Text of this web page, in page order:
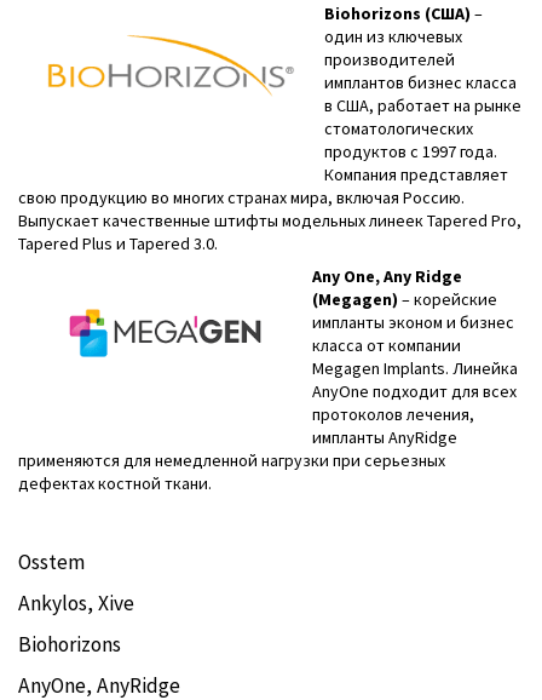
Biohorizons (США) –
один из ключевых
производителей
имплантов бизнес класса
в США, работает на рынке
стоматологических
продуктов с 1997 года.
Компания представляет
свою продукцию во многих странах мира, включая Россию.
Выпускает качественные штифты модельных линеек Tapered Pro,
Tapered Plus и Tapered 3.0.
Any One, Any Ridge
(Megagen) – корейские
импланты эконом и бизнес
класса от компании
Megagen Implants. Линейка
AnyOne подходит для всех
протоколов лечения,
импланты AnyRidge
применяются для немедленной нагрузки при серьезных
дефектах костной ткани.
Osstem
Ankylos, Xive
Biohorizons
AnyOne, AnyRidge